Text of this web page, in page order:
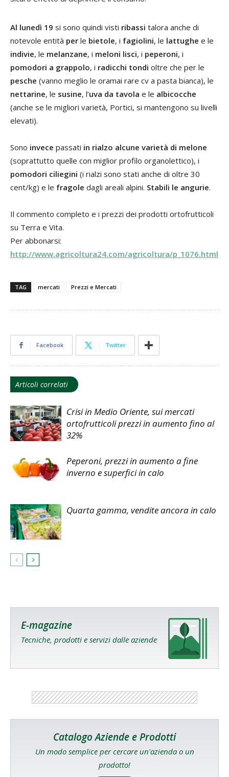
Al lunedì 19 si sono quindi visti ribassi talora anche di
notevole entità per le bietole, i fagiolini, le lattughe e le
indivie, le melanzane, i meloni lisci, i peperoni, i
pomodori a grappolo, i radicchi tondi oltre che per le
pesche (vanno meglio le oramai rare cv a pasta bianca), le
nettarine, le susine, l’uva da tavola e le albicocche
(anche se le migliori varietà, Portici, si mantengono su livelli
elevati).
Sono invece passati in rialzo alcune varietà di melone
(soprattutto quelle con miglior profilo organolettico), i
pomodori ciliegini (i rialzi sono stati anche di oltre 30
cent/kg) e le fragole dagli areali alpini. Stabili le angurie.
Il commento completo e i prezzi dei prodotti ortofrutticoli
su Terra e Vita.
Per abbonarsi:
http://www.agricoltura24.com/agricoltura/p_1076.html
TAG mercati Prezzi e Mercati
Facebook Twitter
Articoli correlati
Crisi in Medio Oriente, sui mercati
ortofrutticoli prezzi in aumento fino al
32%
Peperoni, prezzi in aumento a fine
inverno e superfici in calo
Quarta gamma, vendite ancora in calo
E-magazine
Tecniche, prodotti e servizi dalle aziende
Catalogo Aziende e Prodotti
Un modo semplice per cercare un'azienda o un
prodotto!